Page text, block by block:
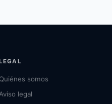
Quiénes somos
Aviso legal